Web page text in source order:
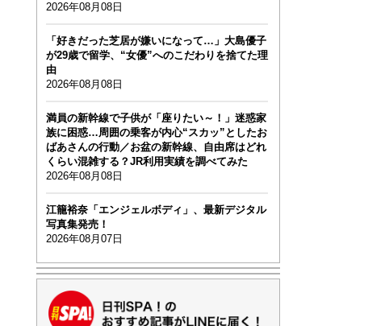
2026年08月08日
「好きだった芝居が嫌いになって…」大島優子
が29歳で留学、“女優”へのこだわりを捨てた理
由
2026年08月08日
満員の新幹線で子供が「座りたい～！」迷惑家
族に困惑…周囲の乗客が内心“スカッ”としたお
ばあさんの行動／お盆の新幹線、自由席はどれ
くらい混雑する？JR利用実績を調べてみた
2026年08月08日
江籠裕奈「エンジェルボディ」、最新デジタル
写真集発売！
2026年08月07日